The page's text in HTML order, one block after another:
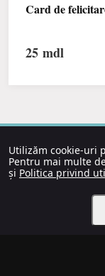
Card de
25 mdl
Utilizăm cookie-uri
Pentru mai multe
și Politica privind